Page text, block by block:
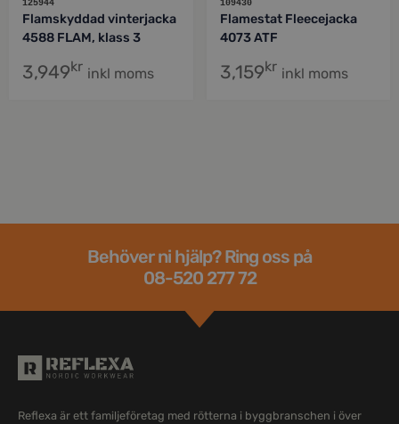
125944
Flamskyddad vinterjacka
4588 FLAM, klass 3
3,949kr inkl moms
109430
Flamestat Fleecejacka
4073 ATF
3,159kr inkl moms
Behöver ni hjälp? Ring oss på
08-520 277 72
Reflexa är ett familjeföretag med rötterna i byggbranschen i över